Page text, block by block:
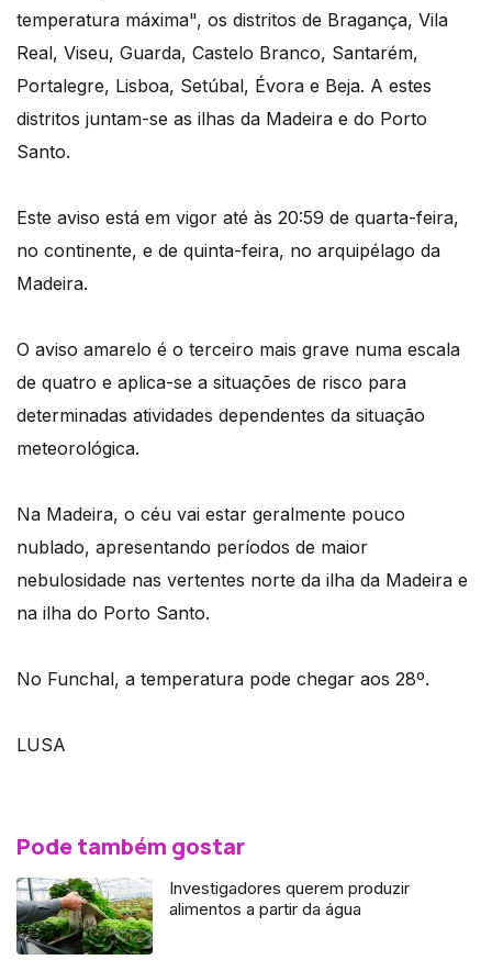
temperatura máxima", os distritos de Bragança, Vila
Real, Viseu, Guarda, Castelo Branco, Santarém,
Portalegre, Lisboa, Setúbal, Évora e Beja. A estes
distritos juntam-se as ilhas da Madeira e do Porto
Santo.
Este aviso está em vigor até às 20:59 de quarta-feira,
no continente, e de quinta-feira, no arquipélago da
Madeira.
O aviso amarelo é o terceiro mais grave numa escala
de quatro e aplica-se a situações de risco para
determinadas atividades dependentes da situação
meteorológica.
Na Madeira, o céu vai estar geralmente pouco
nublado, apresentando períodos de maior
nebulosidade nas vertentes norte da ilha da Madeira e
na ilha do Porto Santo.
No Funchal, a temperatura pode chegar aos 28º.
LUSA
Pode também gostar
Investigadores querem produzir
alimentos a partir da água